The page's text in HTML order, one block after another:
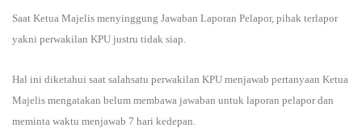
Saat Ketua Majelis menyinggung Jawaban Laporan Pelapor, pihak terlapor
yakni perwakilan KPU justru tidak siap.
Hal ini diketahui saat salahsatu perwakilan KPU menjawab pertanyaan Ketua
Majelis mengatakan belum membawa jawaban untuk laporan pelapor dan
meminta waktu menjawab 7 hari kedepan.